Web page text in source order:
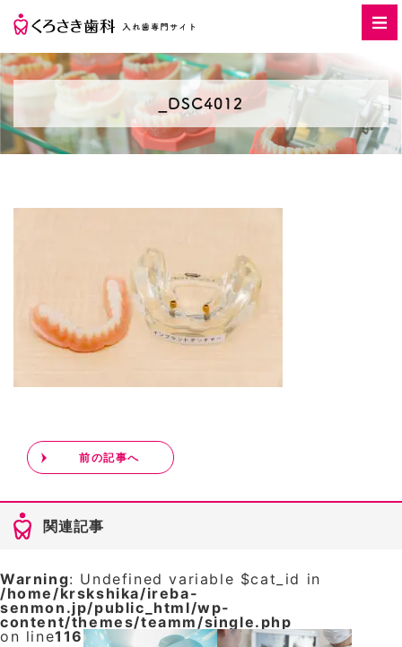
_DSC4012
前の記事へ
関連記事
Warning: Undefined variable $cat_id in
/home/krskshika/ireba-
senmon.jp/public_html/wp-
content/themes/teamm/single.php
on line116